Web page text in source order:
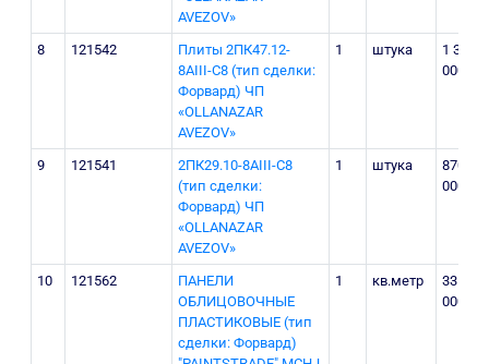
AVEZOV»
8 121542
Плиты 2ПК47.12-
8АIII-С8 (тип сделки:
Форвард) ЧП
«OLLANAZAR
AVEZOV»
1 штука
1 350
000
9 121541
2ПК29.10-8AIII-С8
(тип сделки:
Форвард) ЧП
«OLLANAZAR
AVEZOV»
1 штука
870
000
10 121562
ПАНЕЛИ
ОБЛИЦОВОЧНЫЕ
ПЛАСТИКОВЫЕ (тип
сделки: Форвард)
1 кв.метр
33
000